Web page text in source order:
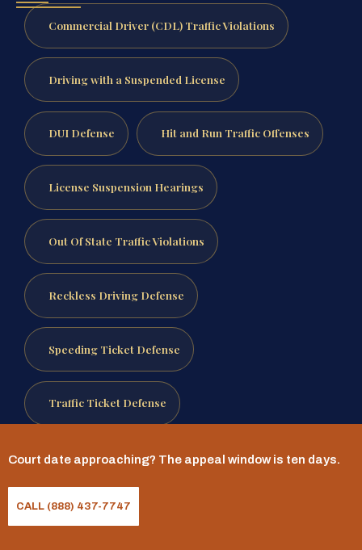
Commercial Driver (CDL) Traffic Violations
Driving with a Suspended License
DUI Defense Hit and Run Traffic Offenses
License Suspension Hearings
Out Of State Traffic Violations
Reckless Driving Defense
Speeding Ticket Defense
Traffic Ticket Defense
Attorney advertising.
This page is for general
informational purposes only and does not
constitute legal advice, nor does it create an
Court date approaching? The appeal window is ten days.
CALL (888) 437-7747